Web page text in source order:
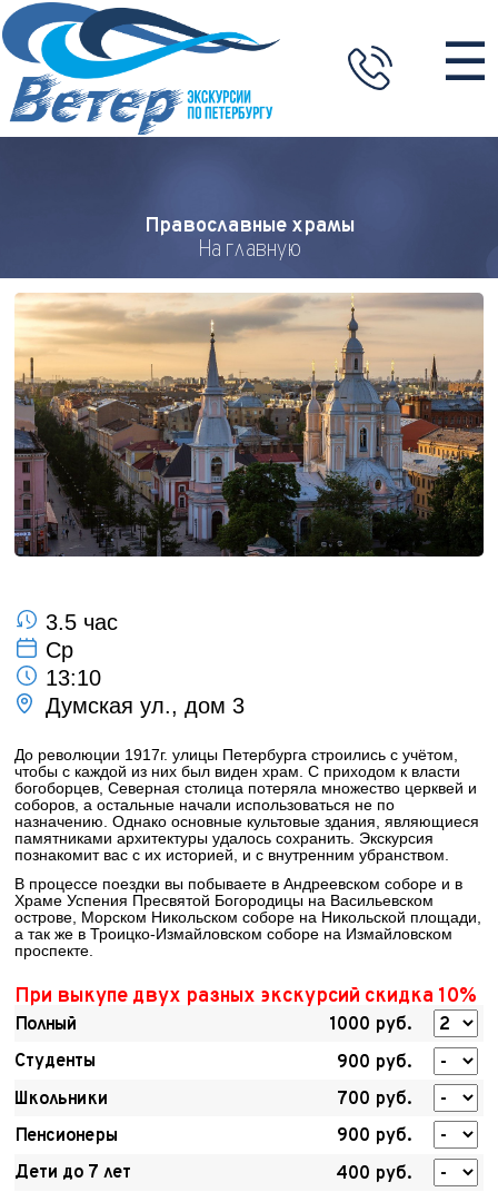
☰
Православные храмы
На главную
3.5 час
Ср
13:10
Думская ул., дом 3
До революции 1917г. улицы Петербурга строились с учётом,
чтобы с каждой из них был виден храм. С приходом к власти
богоборцев, Северная столица потеряла множество церквей и
соборов, а остальные начали использоваться не по
назначению. Однако основные культовые здания, являющиеся
памятниками архитектуры удалось сохранить. Экскурсия
познакомит вас с их историей, и с внутренним убранством.
В процессе поездки вы побываете в Андреевском соборе и в
Храме Успения Пресвятой Богородицы на Васильевском
острове, Морском Никольском соборе на Никольской площади,
а так же в Троицко-Измайловском соборе на Измайловском
проспекте.
При выкупе двух разных экскурсий скидка 10%
Полный
1000 руб.
Студенты
900 руб.
Школьники
700 руб.
Пенсионеры
900 руб.
Дети до 7 лет
400 руб.